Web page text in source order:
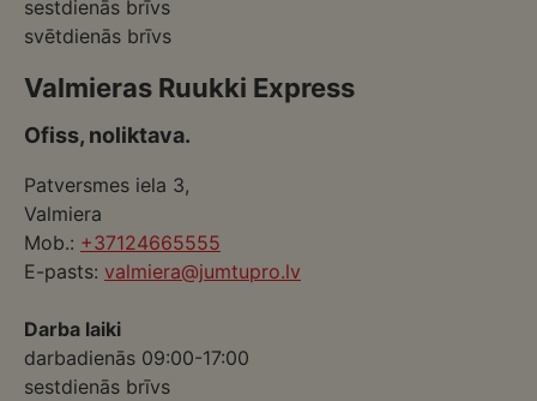
sestdienās brīvs
svētdienās brīvs
Valmieras Ruukki Express
Ofiss, noliktava.
Patversmes iela 3,
Valmiera
Mob.: +37124665555
E-pasts: valmiera@jumtupro.lv
Darba laiki
darbadienās 09:00-17:00
sestdienās brīvs